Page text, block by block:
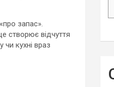
запас».
створює відчуття
чи кухні враз